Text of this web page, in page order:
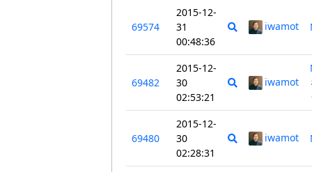
69574
2015-12-
31
00:48:36
iwamot
69482
2015-12-
30
02:53:21
iwamot
69480
2015-12-
30
02:28:31
iwamot